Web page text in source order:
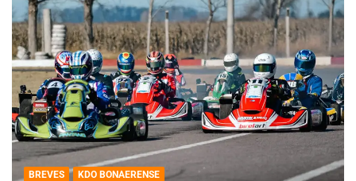
BREVES KDO BONAERENSE